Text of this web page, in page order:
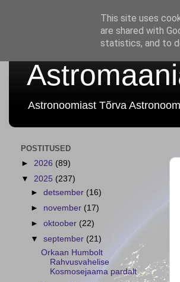
Astronoomiast Tõrva
POSTITUSED
► 2026 (89)
▼ 2025 (237)
►detsember (16)
► november (17)
►oktoober (22)
▼september (21)
Orkaan Humbolt
Rahvusvahelise
Kosmosejaama pardalt
This site uses
are shared with
statistics, and to